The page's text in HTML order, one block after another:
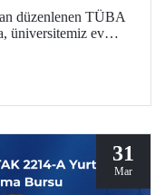
düzenlenen TÜBA
üniversitemiz ev
Süleyman
31
Mar